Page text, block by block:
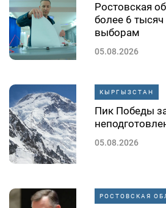
Ростовская
более 6
выборам
05.08.2026
КЫРГЫЗСТАН
Пик Победы
05.08.2026
РОСТОВСКАЯ